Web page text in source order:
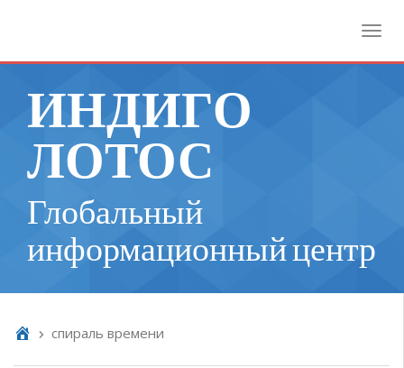
ИНДИГО
ЛОТОС
Глобальный
информационный центр
спираль времени